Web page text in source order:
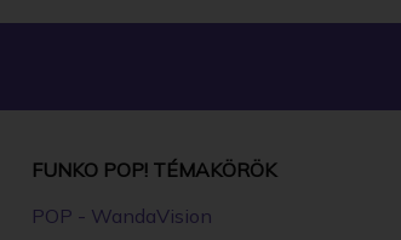
FUNKO POP! TÉMAKÖRÖK
POP - WandaVision